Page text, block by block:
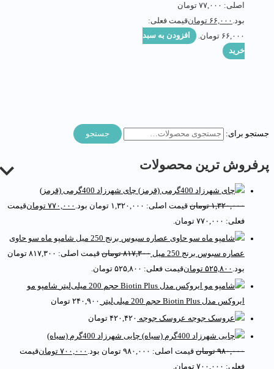
برای: جستجو
ترین محصولات
چای شهرزاد 400گرمی (قرمز)
۱,۳۲۰,۰۰۰ تومان قیمت اصلی: ۱,۳۲۰,۰۰۰ تومان بود. ۷۷۰,۰۰۰ تومانقیمت
فعلی: ۷۷۰,۰۰۰ تومان.
شامپو ماه سو حاوی
عصاره سبوس برنج 250 میل
۸۱۷,۳۰۰ تومان
قیمت اصلی: ۸۱۷,۳۰۰ تومان
بود.۵۲۵,۸۰۰ تومانقیمت فعلی: ۵۲۵,۸۰۰ تومان.
شامپو مو
ایروکس مدل Biotin Plus حجم 200 میلی‌لیتر
۲۴۰,۹۰۰ تومان
عروسک جوجه ۴۲۰,۴۲۰ تومان
چایی شهرزاد 400گرم (سیاه)
۹۸۰,۰۰۰ تومان قیمت اصلی: ۹۸۰,۰۰۰ تومان بود. ۷۰۰,۰۰۰ تومانقیمت
فعلی: ۷۰۰,۰۰۰ تومان.
اصلی: ۷۷,۰۰۰ تومان
بود.۶۶,۰۰۰ تومانقیمت فعلی:
۶۶,۰۰۰ تومان.
افزودن به سبد
خرید